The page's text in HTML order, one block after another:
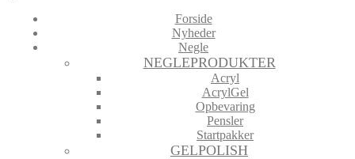
Forside
Nyheder
Negle
NEGLEPRODUKTER
Acryl
AcrylGel
Opbevaring
Pensler
Startpakker
GELPOLISH